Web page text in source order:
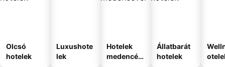
Olcsó
hotelek
Luxushote
lek
Hotelek
medencév
Állatbarát
hotelek